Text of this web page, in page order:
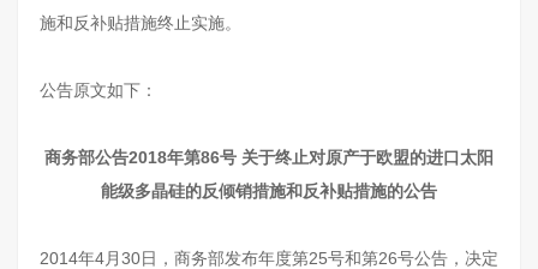
施和反补贴措施终止实施。
公告原文如下：
商务部公告2018年第86号 关于终止对原产于欧盟的进口太阳
能级多晶硅的反倾销措施和反补贴措施的公告
2014年4月30日，商务部发布年度第25号和第26号公告，决定